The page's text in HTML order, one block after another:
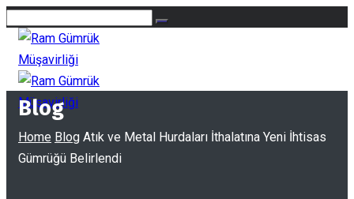
Blog
Home Blog Atık ve Metal Hurdaları İthalatına Yeni İhtisas
Gümrüğü Belirlendi